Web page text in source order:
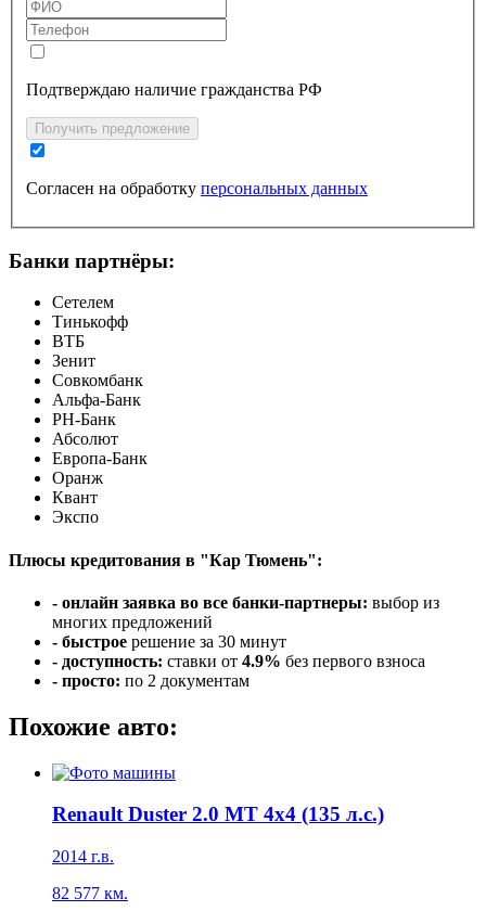
Подтверждаю наличие гражданства РФ
Получить предложение
Согласен на обработку персональных данных
Банки партнёры:
Сетелем
Тинькофф
ВТБ
Зенит
Совкомбанк
Альфа-Банк
РН-Банк
Абсолют
Европа-Банк
Оранж
Квант
Экспо
Плюсы кредитования в "Кар Тюмень":
- онлайн заявка во все банки-партнеры: выбор из
многих предложений
- быстрое решение за 30 минут
- доступность: ставки от 4.9% без первого взноса
- просто: по 2 документам
Похожие авто:
Renault Duster 2.0 MT 4x4 (135 л.с.)
2014 г.в.
82 577 км.